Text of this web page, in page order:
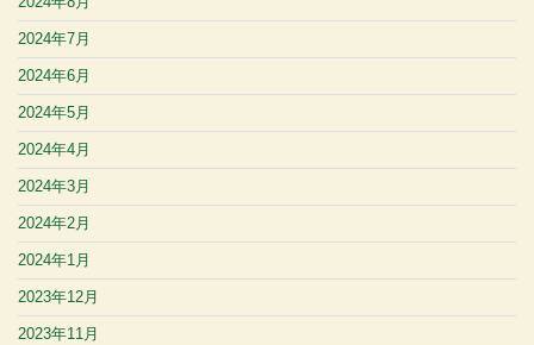
2024年7月
2024年6月
2024年5月
2024年4月
2024年3月
2024年2月
2024年1月
2023年12月
2023年11月